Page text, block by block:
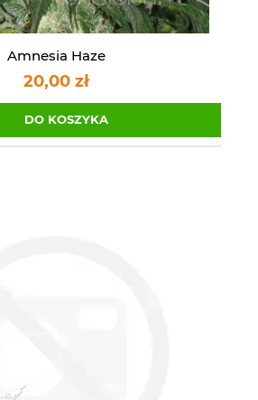
Amnesia Haze
20,00 zł
DO KOSZYKA